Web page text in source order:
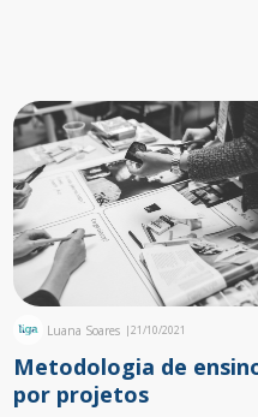
Luana Soares |21/10/2021
Metodologia de
por projetos